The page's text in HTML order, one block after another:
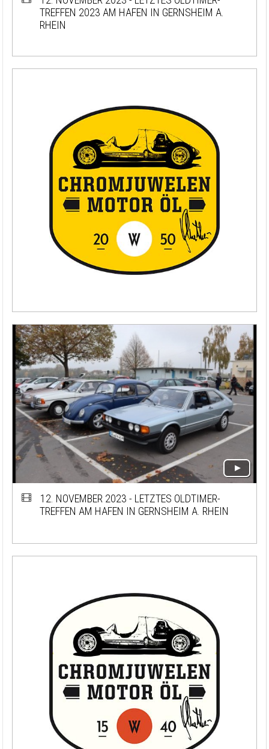
TREFFEN 2023 AM HAFEN IN GERNSHEIM A.
RHEIN
12. NOVEMBER 2023 - LETZTES OLDTIMER-
TREFFEN AM HAFEN IN GERNSHEIM A. RHEIN